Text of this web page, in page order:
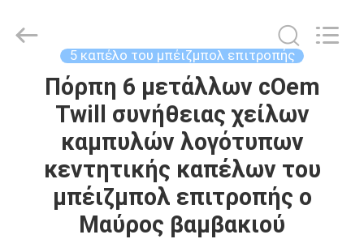
ΣΠΊΤΙ
ΠΡΟΪΌΝΤΑ
ΠΕΡΊΠΟΥ
ΕΜΕΊΣ
Manufacturing
5 καπέλο του μπέιζμπολ επιτροπής
Πόρπη 6 μετάλλων cOem
Twill συνήθειας χείλων
καμπυλών λογότυπων
κεντητικής καπέλων του
μπέιζμπολ επιτροπής ο
Μαύρος βαμβακιού